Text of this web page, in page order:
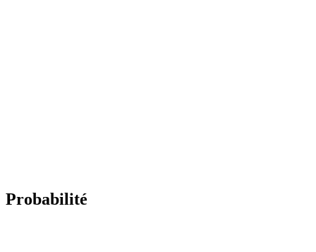
Probabilité